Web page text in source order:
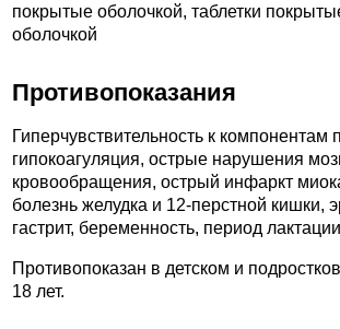
покрытые оболочкой, таблетки
оболочкой
Противопоказания
Гиперчувствительность к компонентам
гипокоагуляция, острые нарушения
кровообращения, острый инфаркт
болезнь желудка и 12-перстной кишки,
гастрит, беременность, период
Противопоказан в детском и
18 лет.